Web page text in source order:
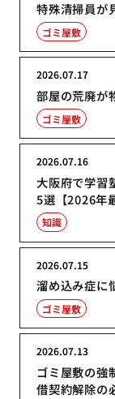
特殊清掃員が
ゴミ屋敷
部屋の荒廃が
2026.07.17
ゴミ屋敷
大阪府で学習
5選【2026年
2026.07.16
知識
溜め込み症に
2026.07.15
ゴミ屋敷
ゴミ屋敷の強
借契約解除の
2026.07.13